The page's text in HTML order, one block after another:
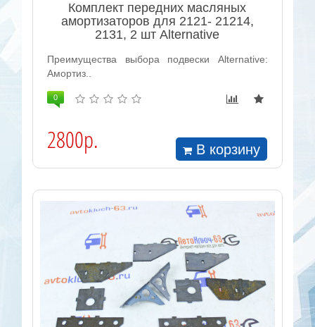
Комплект передних масляных
амортизаторов для 2121- 21214,
2131, 2 шт Alternative
Преимущества выбора подвески Alternative:
Амортиз..
0
2800р. В корзину